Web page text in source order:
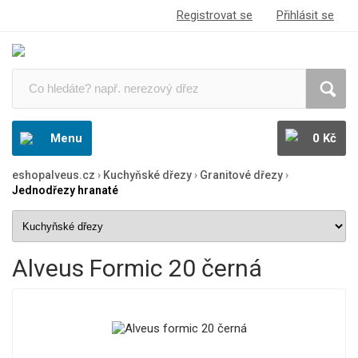
Registrovat se Přihlásit se
Menu 0 Kč
eshopalveus.cz › Kuchyňské dřezy› Granitové dřezy›
Jednodřezy hranaté
Alveus Formic 20 černá